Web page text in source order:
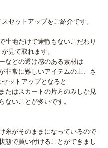
セットアップをご紹介です。
生地だけで途轍もないこだわり
が見て取れます。
などの透け感のある素材は
非常に難しいアイテムの上、さ
セットアップとなると
たはスカートの片方のみしか見
ないことが多いです。
糸がそのままになっているので
態で買い付けることができまし